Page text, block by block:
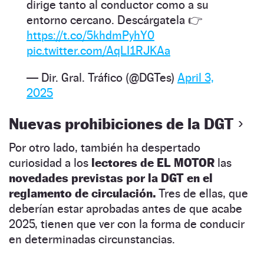
dirige tanto al conductor como a su
entorno cercano. Descárgatela 👉
https://t.co/5khdmPyhY0
pic.twitter.com/AqLI1RJKAa
— Dir. Gral. Tráfico (@DGTes) April 3,
2025
Nuevas prohibiciones de la DGT
Por otro lado, también ha despertado
curiosidad a los lectores de EL MOTOR las
novedades previstas por la DGT en el
reglamento de circulación. Tres de ellas, que
deberían estar aprobadas antes de que acabe
2025, tienen que ver con la forma de conducir
en determinadas circunstancias.